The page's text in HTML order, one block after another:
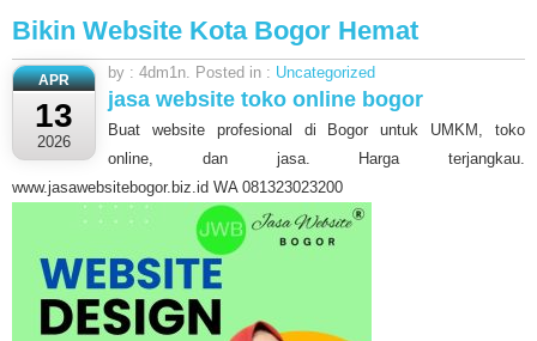
Bikin Website Kota Bogor Hemat
APR
13
2026
by : 4dm1n. Posted in : Uncategorized
jasa website toko online bogor
Buat website profesional di Bogor untuk UMKM, toko
online, dan jasa. Harga terjangkau.
www.jasawebsitebogor.biz.id WA 081323023200